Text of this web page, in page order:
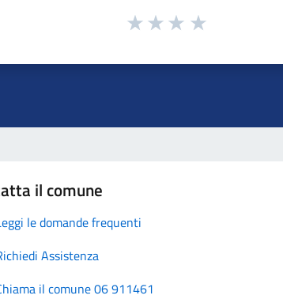
il comune
le domande frequenti
Assistenza
il comune 06 911461